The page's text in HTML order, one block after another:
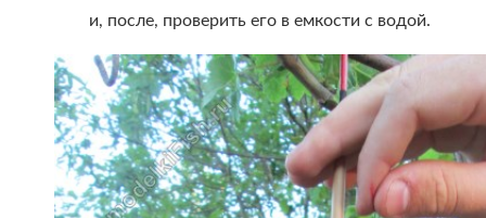
и, после, проверить его в емкости с водой.